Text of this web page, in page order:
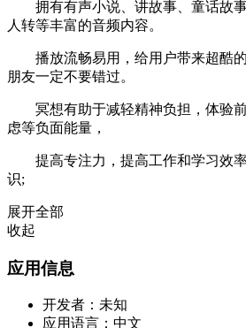
拥有有声小说、讲故事、童话故事
人转等丰富的音频内容。
播放流畅易用，给用户带来超酷的
朋友一定不要错过。
冥想有助于减轻精神负担，体验前
虑等负面能量，
提高专注力，提高工作和学习效率
识;
展开全部
收起
应用信息
开发者： 未知
应用语言： 中文